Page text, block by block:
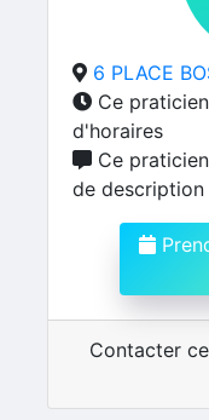
6 PLACE
Ce
d'horaires
Ce
de description
Contacter